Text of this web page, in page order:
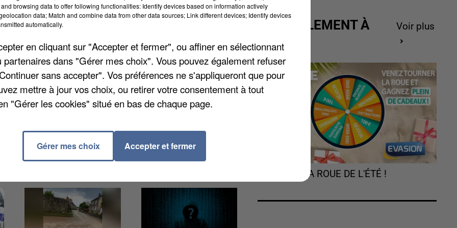
et en appel à la mobilisation générale. Avec un
impacté par la crise sanitaire. Seize collectes
raison de la pandémie. L'objectif serait d'atteindre
d'ici les trois prochaines semaines. Premier
de 15h30 à 19h à la salle des fêtes. Le 6 octobre à
le lendemain à Pierres, à la salle Maurice-
peuvent donner leur sang.
ACTUELLEMENT À
Voir plus
TOURNEZ LA ROUE DE L'ÉTÉ !
browsing data to offer following functionalities: Identify devices based on information actively
data; Match and combine data from other data sources; Link different devices; Identify devices
automatically.
en cliquant sur "Accepter et fermer", ou affiner en sélectionnant
partenaires dans "Gérer mes choix". Vous pouvez également refuser
sans accepter". Vos préférences ne s'appliqueront que pour
mettre à jour vos choix, ou retirer votre consentement à tout
"Gérer les cookies" situé en bas de chaque page.
Gérer mes choix Accepter et fermer